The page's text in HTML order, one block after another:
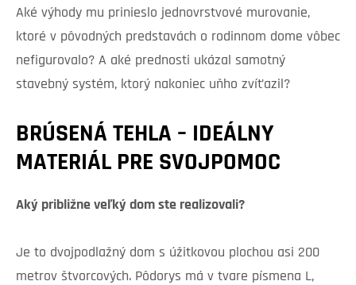
Aké výhody mu prinieslo jednovrstvové murovanie,
ktoré v pôvodných predstavách o rodinnom dome vôbec
nefigurovalo? A aké prednosti ukázal samotný
stavebný systém, ktorý nakoniec uňho zvíťazil?
BRÚSENÁ TEHLA – IDEÁLNY
MATERIÁL PRE SVOJPOMOC
Aký približne veľký dom ste realizovali?
Je to dvojpodlažný dom s úžitkovou plochou asi 200
metrov štvorcových. Pôdorys má v tvare písmena L,